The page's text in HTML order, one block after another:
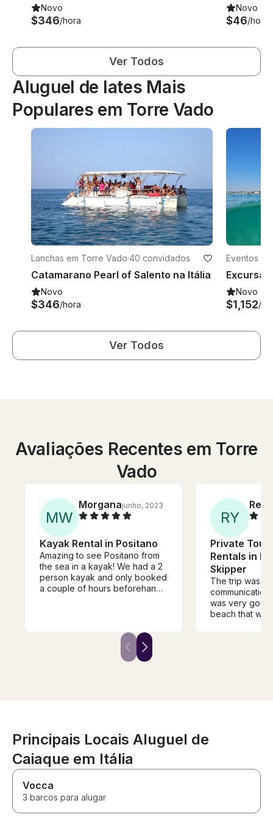
Novo
$346/hora
Novo
$46/hora
Ver Todos
Aluguel de Iates Mais
Populares em Torre Vado
Lanchas em Torre Vado·40 convidados
Catamarano Pearl of Salento na Itália
Novo
$346/hora
Eventos
Novo
$1,152/
Ver Todos
Avaliações Recentes em Torre
Vado
MW
Morganajunho, 2023
Kayak Rental in Positano
Amazing to see Positano from
the sea in a kayak! We had a 2
person kayak and only booked
a couple of hours beforehand.
you book!) so I'd recommend
this for experienced kayakers
RY
Private
Rentals in
Skipper
The trip was
was very
beach that we
Principais Locais Aluguel de
Caiaque em Itália
Vocca
3 barcos para alugar